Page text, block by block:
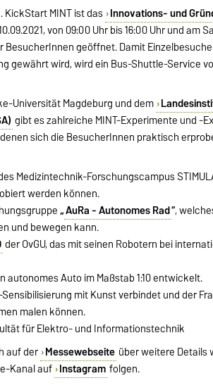
KickStart MINT ist das Innovations- und
von 09:00 Uhr bis 16:00 Uhr und am
BesucherInnen geöffnet. Damit
gewährt wird, wird ein Bus-Shuttle-Service
Universität Magdeburg und dem
gibt es zahlreiche MINT-Experimente und -
sich die BesucherInnen praktisch
Medizintechnik-Forschungscampus
werden können.
„AuRa - Autonomes Rad“,
und bewegen kann.
der OvGU, das mit seinen Robotern bei
autonomes Auto im Maßstab 1:10 entwickelt.
Sensibilisierung mit Kunst verbindet und der
malen können.
für Elektro- und Informationstechnik
auf der Messewebseite über weitere Details
Kanal auf Instagram folgen.